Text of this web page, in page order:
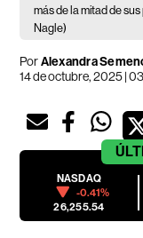
más de la mitad de
Nagle)
PorAlexandra
14 de octubre, 2025 |
NASDAQ
-0.41%
26,255.54